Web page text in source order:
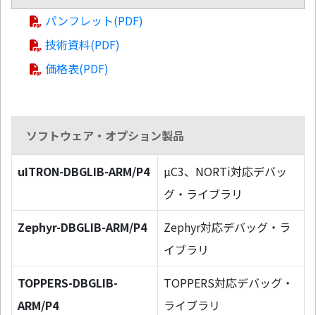
パンフレット(PDF)
技術資料(PDF)
価格表(PDF)
ソフトウェア・オプション製品
uITRON-DBGLIB-ARM/P4
µC3、NORTi対応デバッ
グ・ライブラリ
Zephyr-DBGLIB-ARM/P4
Zephyr対応デバッグ・ラ
イブラリ
TOPPERS-DBGLIB-
ARM/P4
TOPPERS対応デバッグ・
ライブラリ